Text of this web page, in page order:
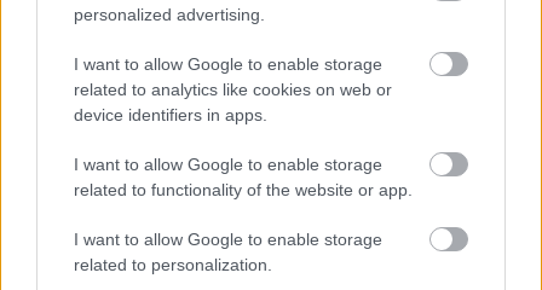
personalized advertising.
I want to allow Google to enable storage
related to analytics like cookies on web or
device identifiers in apps.
I want to allow Google to enable storage
related to functionality of the website or app.
I want to allow Google to enable storage
related to personalization.